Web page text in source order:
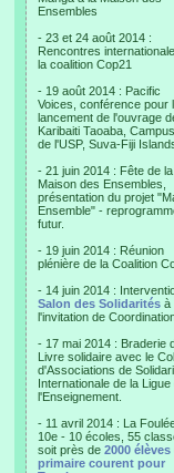
Ensembles
- 23 et 24 août 2014 :
Rencontres
la coalition Cop21
- 19 août 2014 : Pacific
Voices, conférence pour
lancement de l'ouvrage
Karibaiti Taoaba,
de l'USP, Suva-Fiji
- 21 juin 2014 : Fête de la
Maison des Ensembles,
présentation du projet
Ensemble" -
futur.
- 19 juin 2014 : Réunion
plénière de la Coalition
- 14 juin 2014 :
Salon des Solidarités à
l'invitation de
- 17 mai 2014 : Braderie
Livre solidaire avec le
d'Associations de
Internationale de la Ligue
l'Enseignement.
- 11 avril 2014 : La
10e - 10 écoles, 55
soit près de 2000 élèves
primaire courent pour